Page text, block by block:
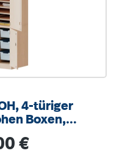
4-türiger
Boxen,
€